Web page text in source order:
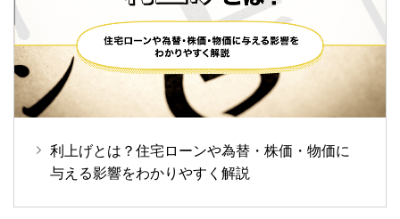
利上げとは？住宅ローンや為替・株価・物価に
与える影響をわかりやすく解説